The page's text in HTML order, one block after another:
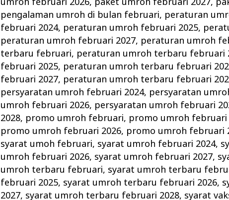
umroh februari 2026, paket umroh februari 2027,
pengalaman umroh di bulan februari, peraturan
februari 2024, peraturan umroh februari 2025,
peraturan umroh februari 2027, peraturan umroh
terbaru februari, peraturan umroh terbaru februari
februari 2025, peraturan umroh terbaru februari
februari 2027, peraturan umroh terbaru februari
persyaratan umroh februari 2024, persyaratan
umroh februari 2026, persyaratan umroh februari
2028, promo umroh februari, promo umroh februari
promo umroh februari 2026, promo umroh februari
syarat umoh februari, syarat umroh februari 2024,
umroh februari 2026, syarat umroh februari 2027,
umroh terbaru februari, syarat umroh terbaru
februari 2025, syarat umroh terbaru februari 2026,
2027, syarat umroh terbaru februari 2028, syarat